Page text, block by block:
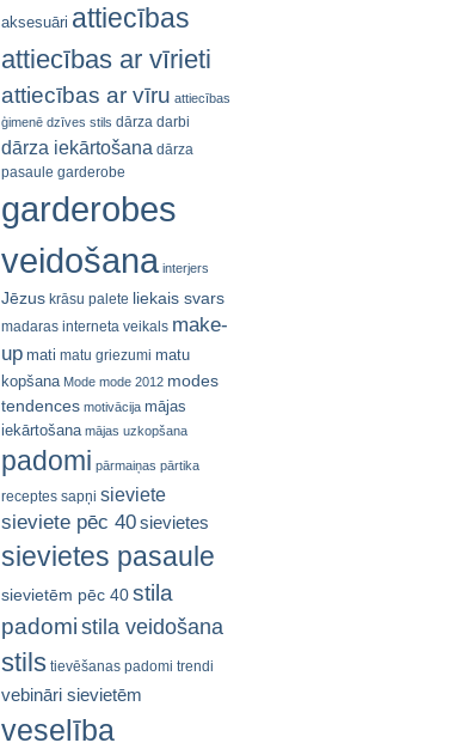
aksesuāri attiecības
attiecības ar vīrieti
attiecības ar vīru attiecības
ģimenē dzīves stils dārza darbi
dārza iekārtošana dārza
pasaule garderobe
garderobes
veidošana interjers
Jēzus krāsu palete liekais svars
madaras interneta veikals make-
up mati matu griezumi matu
kopšana Mode mode 2012 modes
tendences motivācija mājas
iekārtošana mājas uzkopšana
padomi pārmaiņas pārtika
receptes sapņi sieviete
sieviete pēc 40sievietes
sievietes pasaule
sievietēm pēc 40stila
padomistila veidošana
stils tievēšanas padomi trendi
vebināri sievietēm
veselība